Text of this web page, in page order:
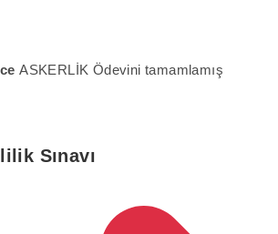
ASKERLİK Ödevini tamamlamış
Sınavı